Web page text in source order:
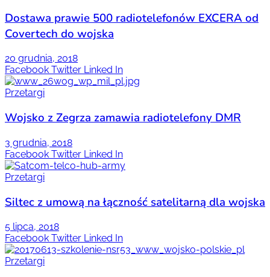
Dostawa prawie 500 radiotelefonów EXCERA od
Covertech do wojska
20 grudnia, 2018
Facebook Twitter Linked In
Przetargi
Wojsko z Zegrza zamawia radiotelefony DMR
3 grudnia, 2018
Facebook Twitter Linked In
Przetargi
Siltec z umową na łączność satelitarną dla wojska
5 lipca, 2018
Facebook Twitter Linked In
Przetargi